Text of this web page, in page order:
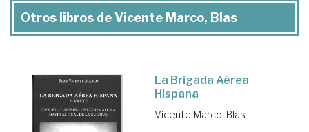
Otros libros de Vicente Marco, Blas
La Brigada Aérea
Hispana
Vicente Marco, Blas